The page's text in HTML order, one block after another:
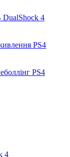
DualShock 4
PS4
PS4
4